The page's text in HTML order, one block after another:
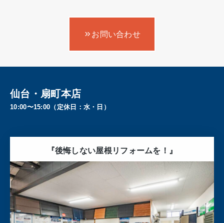
お問い合わせ
仙台・扇町本店
10:00〜15:00（定休日：水・日）
『後悔しない屋根リフォームを！』